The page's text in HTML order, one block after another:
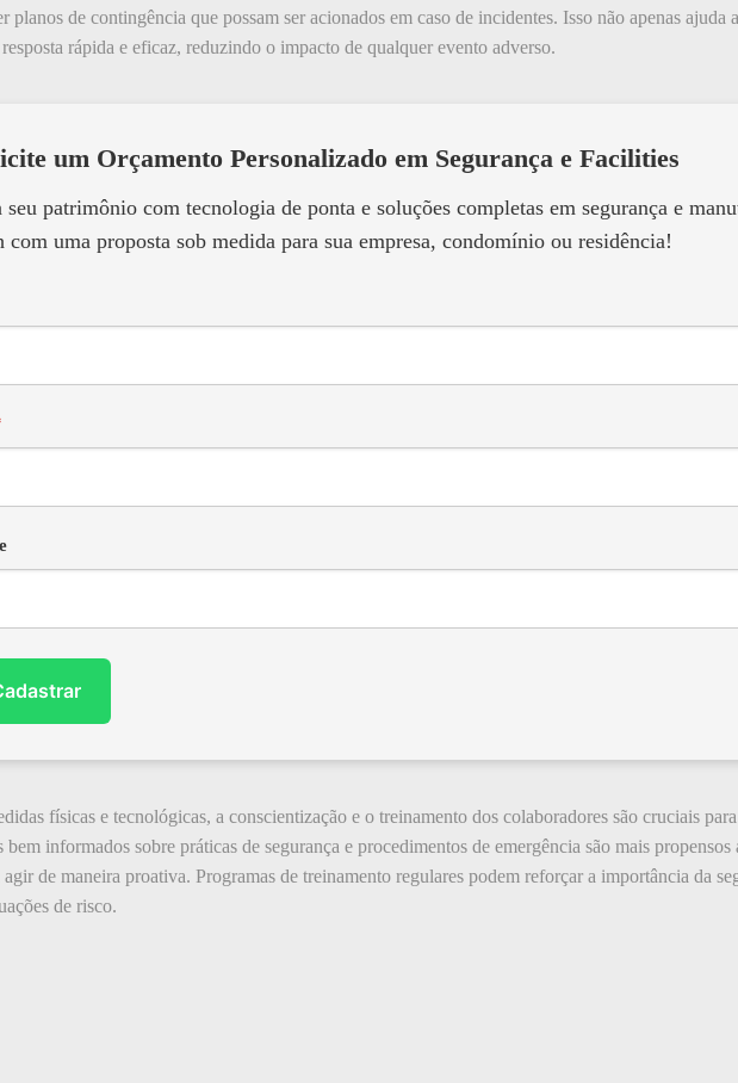
planos de contingência que possam ser acionados em caso de incidentes. Isso não apenas ajuda
rápida e eficaz, reduzindo o impacto de qualquer evento adverso.
um Orçamento Personalizado em Segurança e Facilities
seu patrimônio com tecnologia de ponta e soluções completas em segurança e
com uma proposta sob medida para sua empresa, condomínio ou residência!
físicas e tecnológicas, a conscientização e o treinamento dos colaboradores são cruciais
bem informados sobre práticas de segurança e procedimentos de emergência são mais
agir de maneira proativa. Programas de treinamento regulares podem reforçar a importância da
de risco.